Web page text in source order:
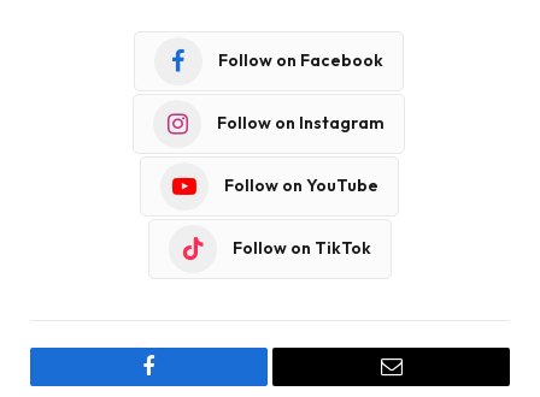
Follow on Facebook
Follow on Instagram
Follow on YouTube
Follow on TikTok
Facebook Email